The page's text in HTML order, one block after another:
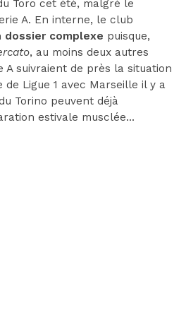
Toro cet été, malgré le
A. En interne, le club
dossier complexe puisque,
, au moins deux autres
A suivraient de près la situation
de Ligue 1 avec Marseille il y a
Torino peuvent déjà
estivale musclée…